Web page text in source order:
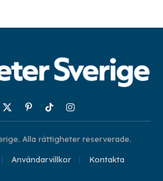
X
PinterestTikTokInstagram
Alla rättigheter reserverade.
Användarvillkor Kontakta